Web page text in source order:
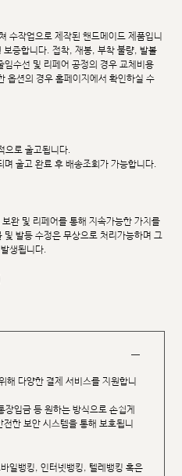
수작업으로 제작된 핸드메이드 제품입니
보증합니다. 접착, 재봉, 부착 불량, 발볼
임수선 및 리페어 공정의 경우 교체비용
옵션의 경우 홈페이지에서 확인하실 수
으로 출고됩니다.
출고 완료 후 배송조회가 가능합니다.
완 및 리페어를 통해 지속가능한 가치를
발등 수정은 무상으로 처리가능하며 그
생됩니다.
해 다양한 결제 서비스를 지원합니
입금 등 원하는 방식으로 손쉽게
한 보안 시스템을 통해 보호됩니
일뱅킹, 인터넷뱅킹, 텔레뱅킹 혹은